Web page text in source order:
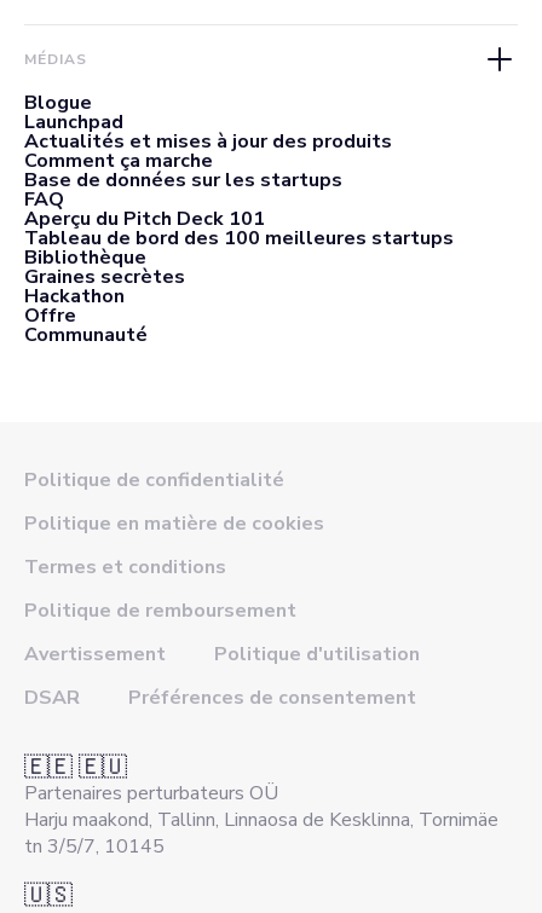
MÉDIAS
Blogue
Launchpad
Actualités et mises à jour des produits
Comment ça marche
Base de données sur les startups
FAQ
Aperçu du Pitch Deck 101
Tableau de bord des 100 meilleures startups
Bibliothèque
Graines secrètes
Hackathon
Offre
Communauté
Politique de confidentialité
Politique en matière de cookies
Termes et conditions
Politique de remboursement
Avertissement
Politique d'utilisation
DSAR
Préférences de consentement
🇪🇪 🇪🇺
Partenaires perturbateurs OÜ
Harju maakond, Tallinn, Linnaosa de Kesklinna, Tornimäe
tn 3/5/7, 10145
🇺🇸